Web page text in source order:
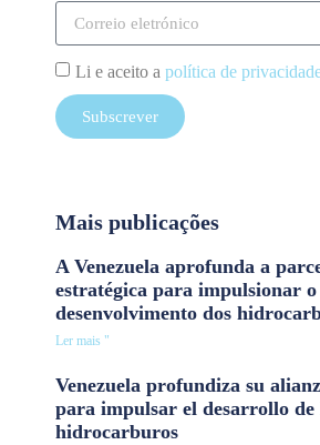
Li e aceito a política de
Subscrever
Mais publicações
A Venezuela aprofunda a
estratégica para impulsionar o
desenvolvimento dos
Ler mais "
Venezuela profundiza su
para impulsar el desarrollo de
hidrocarburos